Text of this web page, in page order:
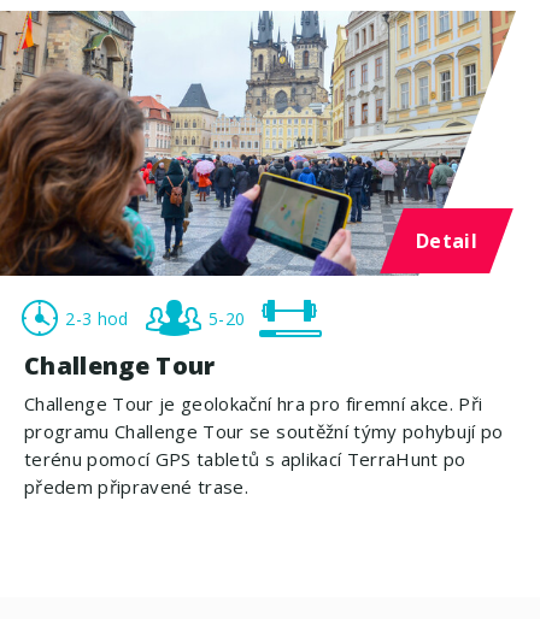
Detail
2-3 hod 5-20
Challenge Tour
Challenge Tour je geolokační hra pro firemní akce. Při
programu Challenge Tour se soutěžní týmy pohybují po
terénu pomocí GPS tabletů s aplikací TerraHunt po
předem připravené trase.